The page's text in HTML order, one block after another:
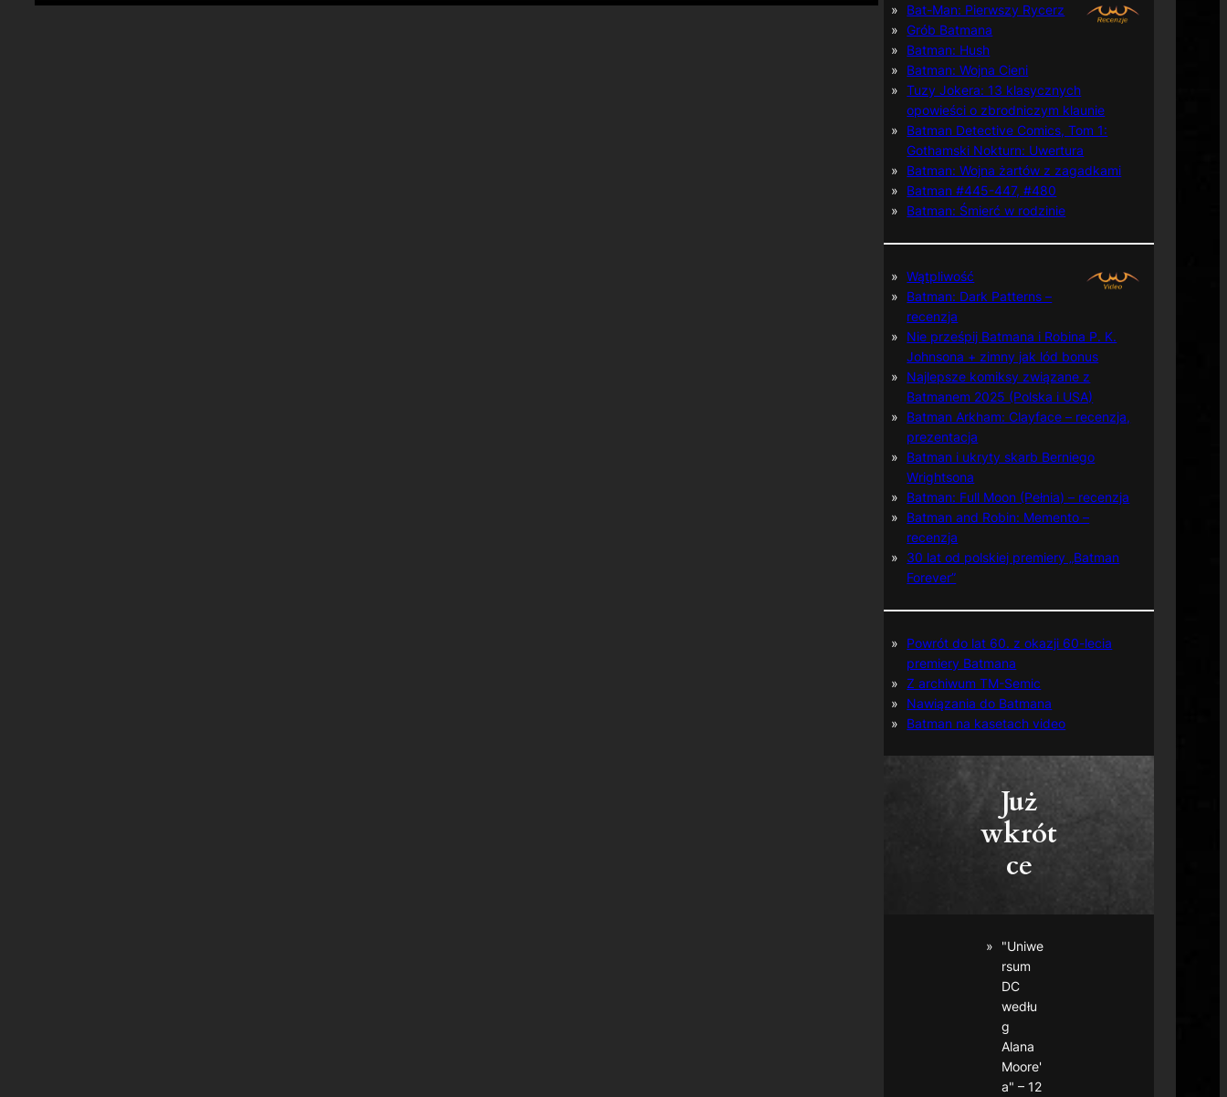
Bat-Man: Pierwszy Rycerz
Grób Batmana
Batman: Hush
Batman: Wojna Cieni
Tuzy Jokera: 13 klasycznych
opowieści o zbrodniczym klaunie
Batman Detective Comics, Tom 1:
Gothamski Nokturn: Uwertura
Batman: Wojna żartów z zagadkami
Batman #445-447, #480
Batman: Śmierć w rodzinie
Wątpliwość
Batman: Dark Patterns –
recenzja
Nie prześpij Batmana i Robina P. K.
Johnsona + zimny jak lód bonus
Najlepsze komiksy związane z
Batmanem 2025 (Polska i USA)
Batman Arkham: Clayface – recenzja,
prezentacja
Batman i ukryty skarb Berniego
Wrightsona
Batman: Full Moon (Pełnia) – recenzja
Batman and Robin: Memento –
recenzja
30 lat od polskiej premiery „Batman
Forever”
Powrót do lat 60. z okazji 60-lecia
premiery Batmana
Z archiwum TM-Semic
Nawiązania do Batmana
Batman na kasetach video
Już
wkrót
ce
"Uniwe
rsum
DC
wedłu
g
Alana
Moore'
a" – 12